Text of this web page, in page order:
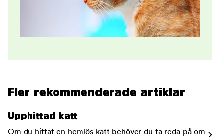
Fler rekommenderade artiklar
Upphittad katt
Om du hittat en hemlös katt behöver du ta reda på om